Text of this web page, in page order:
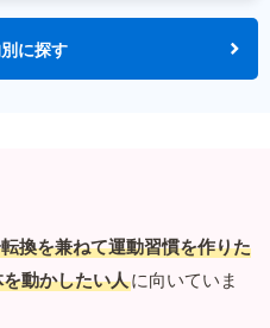
に探す
換を兼ねて運動習慣を作りた
動かしたい人に向いていま